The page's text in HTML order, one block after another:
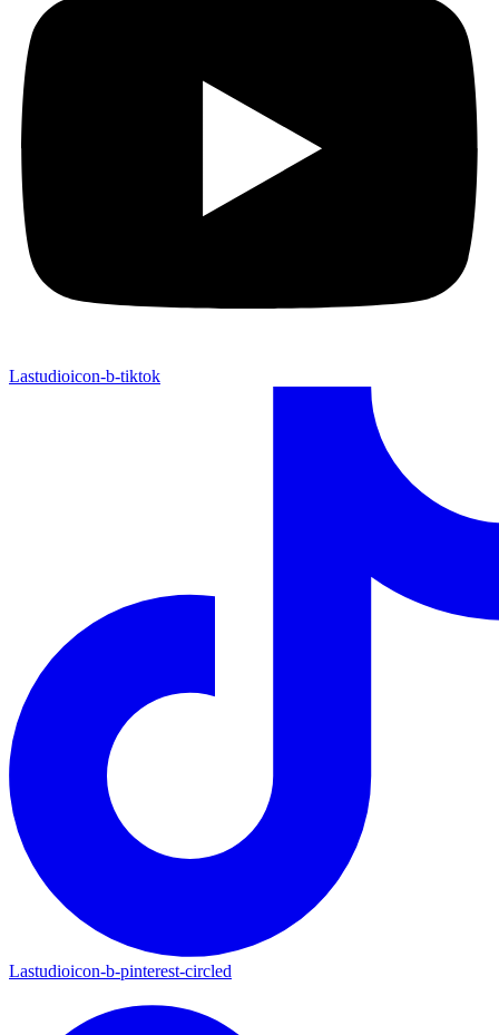
Lastudioicon-b-tiktok
Lastudioicon-b-pinterest-circled